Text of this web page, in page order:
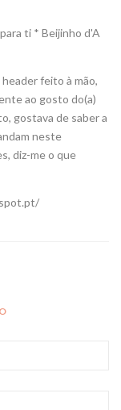
ti * Beijinho d'A
feito à mão,
ao gosto do(a)
gostava de saber a
neste
diz-me o que